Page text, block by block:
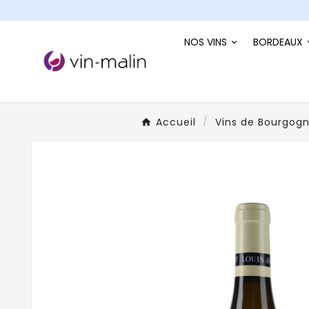
NOS VINS BORDEAUX
Accueil Vins de